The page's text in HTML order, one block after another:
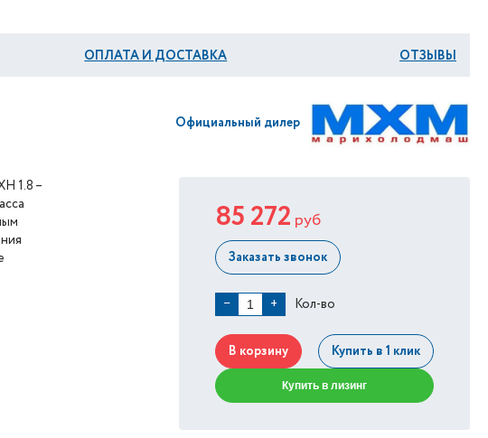
ОПЛАТА И ДОСТАВКА ОТЗЫВЫ
Официальный дилер
1.8 –
85 272 руб
Заказать звонок
− + Кол-во
В корзину Купить в 1 клик
Купить в лизинг